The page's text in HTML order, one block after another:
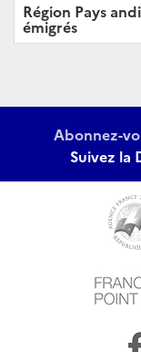
Région Pays
émigrés
Abonnez-
Suivez la